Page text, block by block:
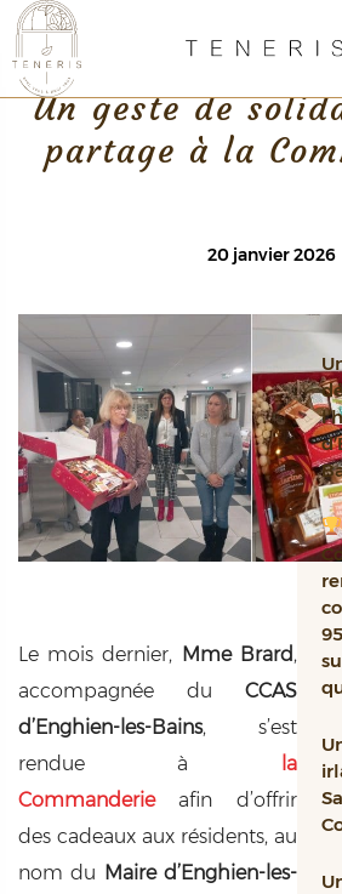
Retour
Un geste de
partage à la
20 janvier 2026
Le mois dernier, Mme Brard,
accompagnée du CCAS
d’Enghien-les-Bains, s’est
rendue à
la
Commanderieafin d’offrir
des cadeaux aux résidents, au
nom du Maire d’Enghien-les-